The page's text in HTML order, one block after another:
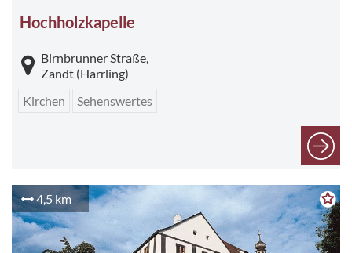
Hochholzkapelle
Birnbrunner Straße,
Zandt (Harrling)
Kirchen
Sehenswertes
4,5 km